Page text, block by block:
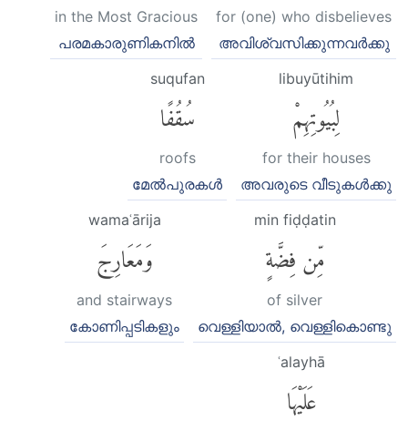
for (one) who disbelieves
അവിശ്വസിക്കുന്നവര്‍ക്കു
in the Most Gracious
പരമകാരുണികനില്‍
libuyūtihim
لِبُيُوتِهِمْ
for their houses
അവരുടെ വീടുകള്‍ക്കു
suqufan
سُقُفًا
roofs
മേല്‍പുരകള്‍
min fiḍḍatin
مِّن فِضَّةٍ
of silver
വെള്ളിയാല്‍, വെള്ളികൊണ്ടു
wamaʿārija
وَمَعَارِجَ
and stairways
കോണിപ്പടികളും
ʿalayhā
عَلَيْهَا